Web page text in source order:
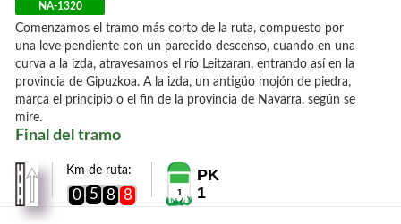
NA-1320
Comenzamos el tramo más corto de la ruta, compuesto por
una leve pendiente con un parecido descenso, cuando en una
curva a la izda, atravesamos el río Leitzaran, entrando así en la
provincia de Gipuzkoa. A la izda, un antigüo mojón de piedra,
marca el principio o el fin de la provincia de Navarra, según se
mire.
Final del tramo
Km de ruta:
0 5 8 8 1
PK
1